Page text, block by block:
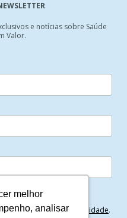
melhor
analisar
melhor
analisar
e notícias sobre Saúde
Valor.
com a Política de Privacidade.